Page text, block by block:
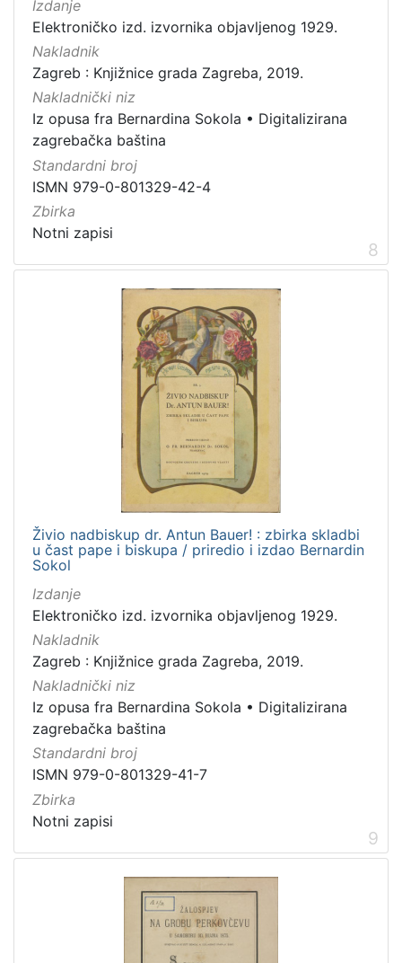
Izdanje
Elektroničko izd. izvornika objavljenog 1929.
Nakladnik
Zagreb : Knjižnice grada Zagreba, 2019.
Nakladnički niz
Iz opusa fra Bernardina Sokola • Digitalizirana
zagrebačka baština
Standardni broj
ISMN 979-0-801329-42-4
Zbirka
Notni zapisi
8
Živio nadbiskup dr. Antun Bauer! : zbirka skladbi
u čast pape i biskupa / priredio i izdao Bernardin
Sokol
Izdanje
Elektroničko izd. izvornika objavljenog 1929.
Nakladnik
Zagreb : Knjižnice grada Zagreba, 2019.
Nakladnički niz
Iz opusa fra Bernardina Sokola • Digitalizirana
zagrebačka baština
Standardni broj
ISMN 979-0-801329-41-7
Zbirka
Notni zapisi
9